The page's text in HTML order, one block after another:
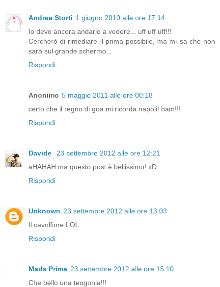
Andrea Storti 1 giugno 2010 alle ore 17:14
Io devo ancora andarlo a vedere... uff uff uff!!!
Cercherò di rimediare il prima possibile, ma mi sa che non
sarà sul grande schermo...
Rispondi
Anonimo 5 maggio 2011 alle ore 00:18
certo che il regno di goa mi ricorda napoli! bam!!!
Rispondi
Davide
23 settembre 2012 alle ore 12:21
aHAHAH ma questo post è bellissimo! xD
Rispondi
Unknown 23 settembre 2012 alle ore 13:03
Il cavolfiore LOL
Rispondi
Mada Prima 23 settembre 2012 alle ore 15:10
Che bello una teogonia!!!